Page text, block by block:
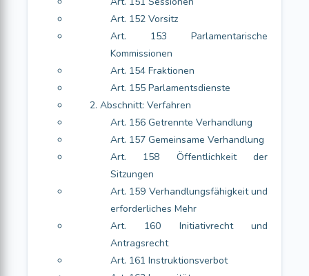
Art. 152 Vorsitz
Art. 153 Parlamentarische
Kommissionen
Art. 154 Fraktionen
Art. 155 Parlamentsdienste
2. Abschnitt: Verfahren
Art. 156 Getrennte Verhandlung
Art. 157 Gemeinsame Verhandlung
Art. 158 Öffentlichkeit der
Sitzungen
Art. 159 Verhandlungsfähigkeit und
erforderliches Mehr
Art. 160 Initiativrecht und
Antragsrecht
Art. 161 Instruktionsverbot